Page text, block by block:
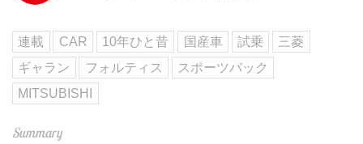
連載 CAR 10年ひと昔 国産車 試乗
三菱
ギャラン
フォルティス
スポーツバック
MITSUBISHI